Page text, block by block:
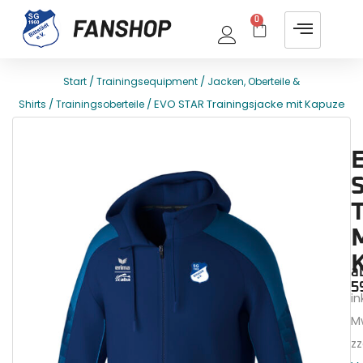
0
Start /Trainingsequipment / Jacken, Oberteile &
Shirts /Trainingsoberteile/ EVO STAR Trainingsjacke mit Kapuze